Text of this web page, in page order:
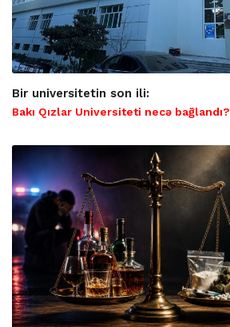
Bir universitetin son ili:
Bakı Qızlar Universiteti necə bağlandı?